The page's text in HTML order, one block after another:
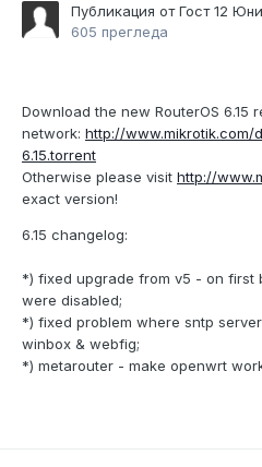
Публикация от Гост12
605 прегледа
Download the new RouterOS 6.15
network: http://www.mikrotik.com/
6.15.torrent
Otherwise please visit http://
exact version!
6.15 changelog:
*) fixed upgrade from v5 - on first
were disabled;
*) fixed problem where sntp
winbox & webfig;
*) metarouter - make openwrt